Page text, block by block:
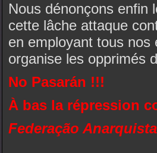
Nous dénonçons enfin
cette lâche attaque
en employant tous
organise les opprimés
No Pasarán !!!
À bas la répression
Federação